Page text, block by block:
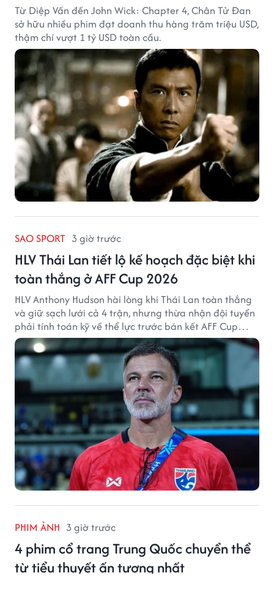
Từ Diệp Vấn đến John Wick: Chapter 4, Chân Tử Đan
sở hữu nhiều phim đạt doanh thu hàng trăm triệu USD,
thậm chí vượt 1 tỷ USD toàn cầu.
SAO SPORT 3 giờ trước
HLV Thái Lan tiết lộ kế hoạch đặc biệt khi
toàn thắng ở AFF Cup 2026
HLV Anthony Hudson hài lòng khi Thái Lan toàn thắng
và giữ sạch lưới cả 4 trận, nhưng thừa nhận đội tuyển
phải tính toán kỹ về thể lực trước bán kết AFF Cup
2026.
PHIM ẢNH 3 giờ trước
4 phim cổ trang Trung Quốc chuyển thể
từ tiểu thuyết ấn tượng nhất